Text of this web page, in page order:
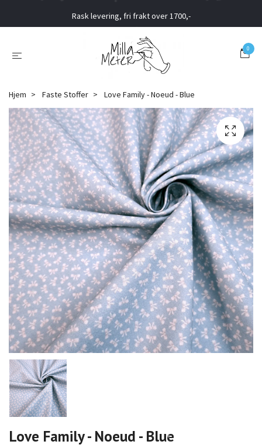
Rask levering, fri frakt over 1700,-
0
Hjem Faste Stoffer Love Family - Noeud - Blue
Love Family - Noeud - Blue